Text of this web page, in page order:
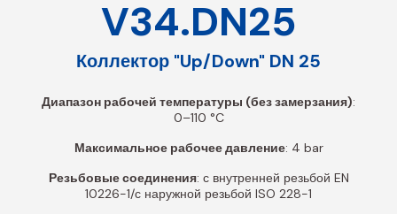
V34.DN25
Коллектор "Up/Down" DN 25
Диапазон рабочей температуры (без замерзания):
0–110 °C
Максимальное рабочее давление: 4 bar
Резьбовые соединения: с внутренней резьбой EN
10226-1/с наружной резьбой ISO 228-1